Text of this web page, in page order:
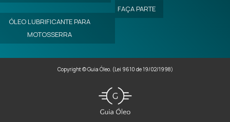
ÓLEO LUBRIFICANTE PARA
MOTOSSERRA
FAÇA PARTE
Copyright © Guia Óleo. (Lei 9610 de 19/02/1998)